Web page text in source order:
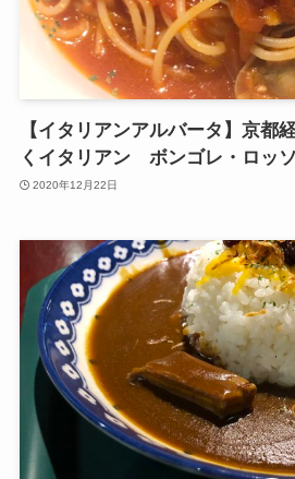
【イタリアンアルバータ】京都
くイタリアン ボンゴレ・ロッソ
2020年12月22日